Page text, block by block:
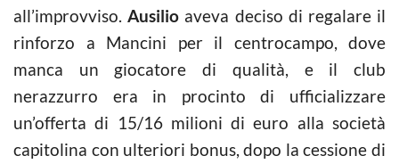
all’improvviso.Ausilio aveva deciso di regalare il
rinforzo a Mancini per il centrocampo, dove
manca un giocatore di qualità, e il club
nerazzurro era in procinto di ufficializzare
un’offerta di 15/16 milioni di euro alla società
capitolina con ulteriori bonus, dopo la cessione di